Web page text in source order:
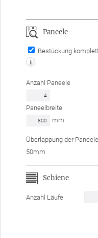
Paneele
Bestückung
Anzahl Paneele
Paneelbreite
mm
Überlappung der
50mm
Schiene
Anzahl Läufe